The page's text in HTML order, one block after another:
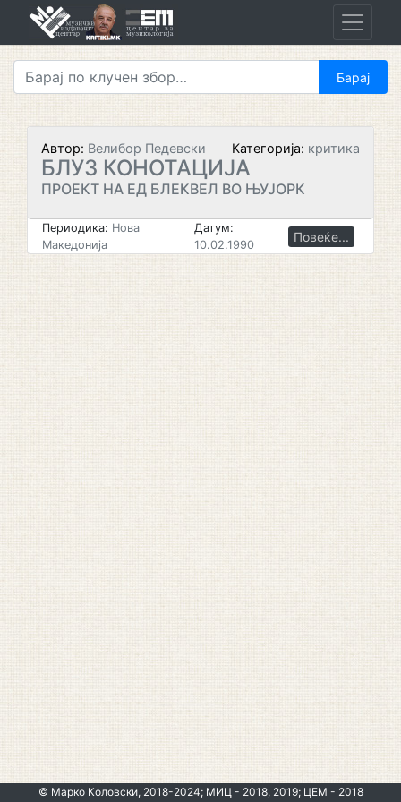
Автор: Велибор Педевски Категорија: критика
БЛУЗ КОНОТАЦИЈА
ПРОЕКТ НА ЕД БЛЕКВЕЛ ВО ЊУЈОРК
Периодика: Нова
Македонија
Датум:
10.02.1990
Повеќе...
© Марко Коловски, 2018-2024; МИЦ - 2018, 2019; ЦЕМ - 2018